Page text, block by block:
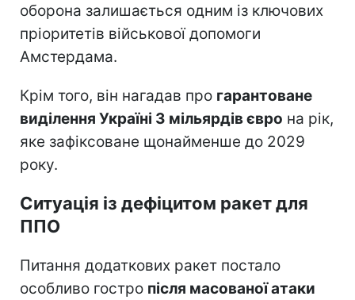
оборона залишається одним із ключових
пріоритетів військової допомоги
Амстердама.
Крім того, він нагадав про гарантоване
виділення Україні 3 мільярдів євро на рік,
яке зафіксоване щонайменше до 2029
року.
Ситуація із дефіцитом ракет для
ППО
Питання додаткових ракет постало
особливо гостро після масованої атаки